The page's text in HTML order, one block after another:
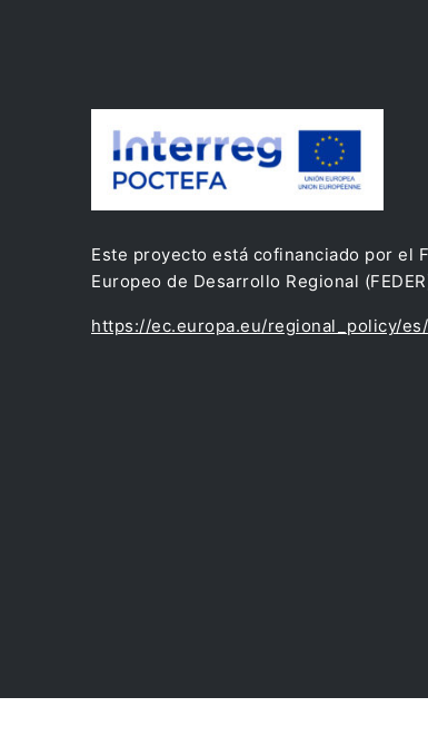
Este proyecto está cofinanciado por el
Europeo de Desarrollo Regional
https://ec.europa.eu/regional_policy/es/